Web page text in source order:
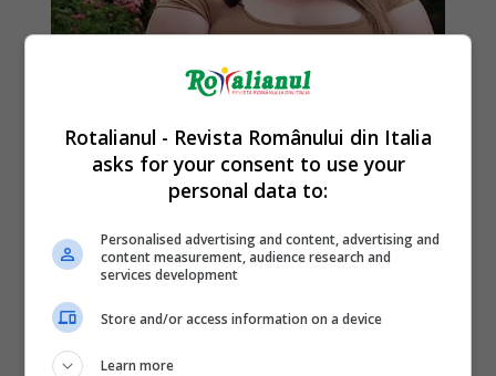
Rotalianul - Revista Românului din Italia
asks for your consent to use your
personal data to:
Personalised advertising and content, advertising and
content measurement, audience research and
services development
Store and/or access information on a device
Learn more